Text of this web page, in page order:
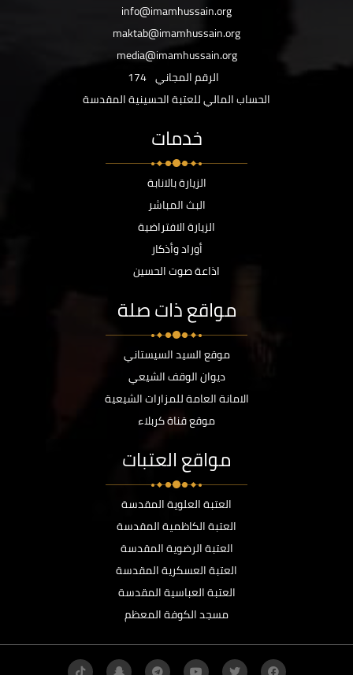
info@imamhussain.org
maktab@imamhussain.org
media@imamhussain.org
الرقم المجاني 174
الحساب المالي للعتبة الحسينية المقدسة
خدمات
الزيارة بالانابة
البث المباشر
الزيارة الافتراضية
أوراد وأذكار
اذاعة صوت الحسين
مواقع ذات صلة
موقع السيد السيستاني
ديوان الوقف الشيعي
الامانة العامة للمزارات الشيعية
موقع قناة كربلاء
مواقع العتبات
العتبة العلوية المقدسة
العتبة الكاظمية المقدسة
العتبة الرضوية المقدسة
العتبة العسكرية المقدسة
العتبة العباسية المقدسة
مسجد الكوفة المعظم